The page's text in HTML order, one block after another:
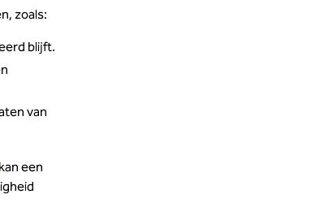
zoals:
blijft.
van
een